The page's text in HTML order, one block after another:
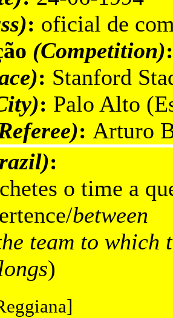
: oficial de
(Competition)
: Stanford
: Palo Alto
: Arturo
:
o time a
between
team to which
)